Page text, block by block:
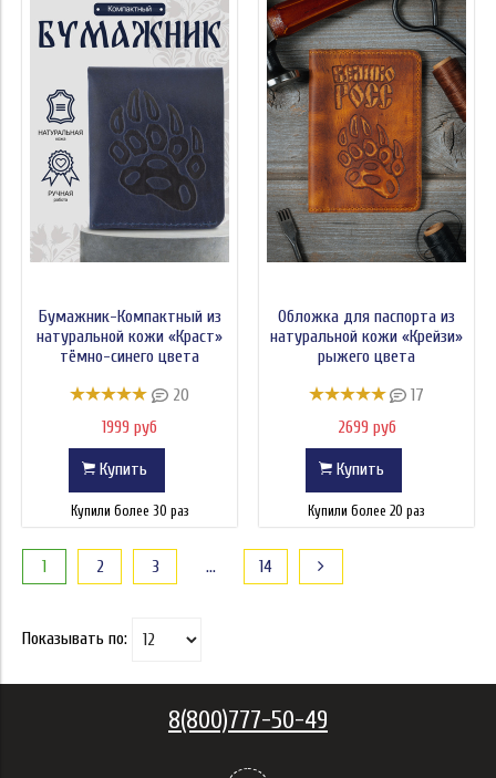
Бумажник-Компактный из
натуральной кожи «Краст»
тёмно-синего цвета
20
1999 руб
Купить
Купили более 30 раз
Обложка для паспорта из
натуральной кожи «Крейзи»
рыжего цвета
17
2699 руб
Купить
Купили более 20 раз
1 2 3 … 14
Показывать по:
8(800)777-50-49